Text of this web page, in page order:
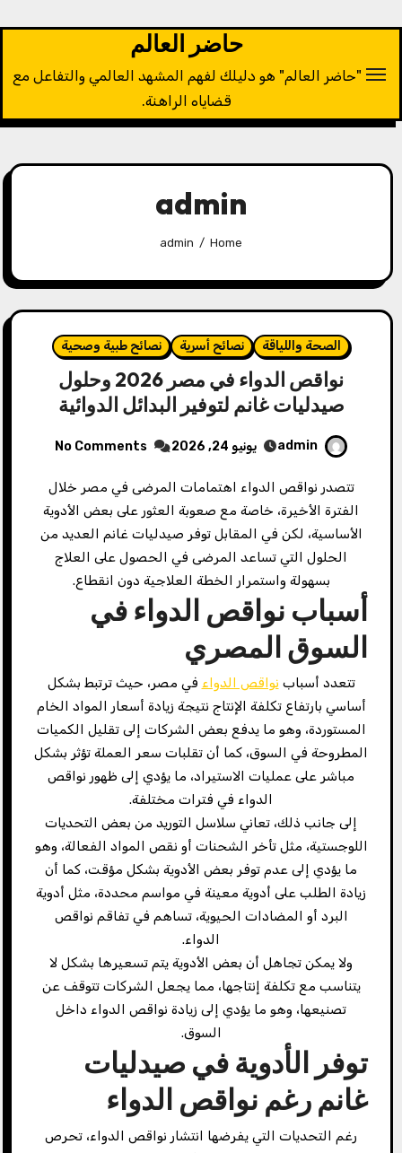
حاضر العالم
"حاضر العالم" هو دليلك لفهم المشهد العالمي والتفاعل مع
قضاياه الراهنة.
admin
Home
admin
الصحة واللياقة نصائح أسرية نصائح طبية وصحية
نواقص الدواء في مصر 2026 وحلول
صيدليات غانم لتوفير البدائل الدوائية
admin يونيو 24, 2026 No Comments
تتصدر نواقص الدواء اهتمامات المرضى في مصر خلال
الفترة الأخيرة، خاصة مع صعوبة العثور على بعض الأدوية
الأساسية، لكن في المقابل توفر صيدليات غانم العديد من
الحلول التي تساعد المرضى في الحصول على العلاج
بسهولة واستمرار الخطة العلاجية دون انقطاع.
أسباب نواقص الدواء في
السوق المصري
تتعدد أسباب نواقص الدواء في مصر، حيث ترتبط بشكل
أساسي بارتفاع تكلفة الإنتاج نتيجة زيادة أسعار المواد الخام
المستوردة، وهو ما يدفع بعض الشركات إلى تقليل الكميات
المطروحة في السوق، كما أن تقلبات سعر العملة تؤثر بشكل
مباشر على عمليات الاستيراد، ما يؤدي إلى ظهور نواقص
الدواء في فترات مختلفة.
إلى جانب ذلك، تعاني سلاسل التوريد من بعض التحديات
اللوجستية، مثل تأخر الشحنات أو نقص المواد الفعالة، وهو
ما يؤدي إلى عدم توفر بعض الأدوية بشكل مؤقت، كما أن
زيادة الطلب على أدوية معينة في مواسم محددة، مثل أدوية
البرد أو المضادات الحيوية، تساهم في تفاقم نواقص
الدواء.
ولا يمكن تجاهل أن بعض الأدوية يتم تسعيرها بشكل لا
يتناسب مع تكلفة إنتاجها، مما يجعل الشركات تتوقف عن
تصنيعها، وهو ما يؤدي إلى زيادة نواقص الدواء داخل
السوق.
توفر الأدوية في صيدليات
غانم رغم نواقص الدواء
رغم التحديات التي يفرضها انتشار نواقص الدواء، تحرص